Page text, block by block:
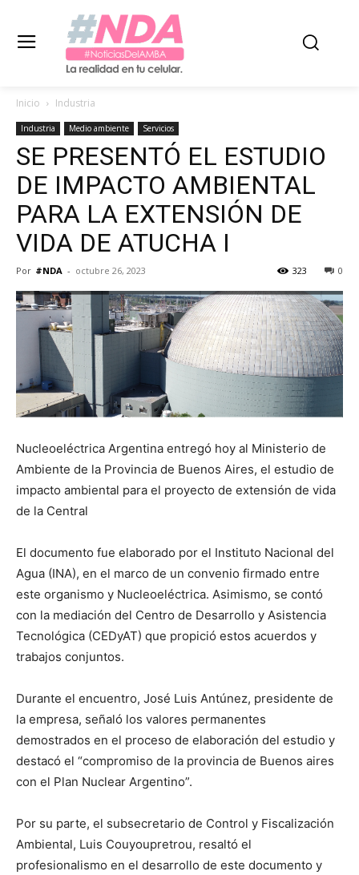
Inicio Industria
Industria Medio ambiente Servicios
SE PRESENTÓ EL ESTUDIO
DE IMPACTO AMBIENTAL
PARA LA EXTENSIÓN DE
VIDA DE ATUCHA I
Por #NDA - octubre 26, 2023 0
323
Nucleoeléctrica Argentina entregó hoy al Ministerio de
Ambiente de la Provincia de Buenos Aires, el estudio de
impacto ambiental para el proyecto de extensión de vida
de la Central
El documento fue elaborado por el Instituto Nacional del
Agua (INA), en el marco de un convenio firmado entre
este organismo y Nucleoeléctrica. Asimismo, se contó
con la mediación del Centro de Desarrollo y Asistencia
Tecnológica (CEDyAT) que propició estos acuerdos y
trabajos conjuntos.
Durante el encuentro, José Luis Antúnez, presidente de
la empresa, señaló los valores permanentes
demostrados en el proceso de elaboración del estudio y
destacó el “compromiso de la provincia de Buenos aires
con el Plan Nuclear Argentino”.
Por su parte, el subsecretario de Control y Fiscalización
Ambiental, Luis Couyoupretrou, resaltó el
profesionalismo en el desarrollo de este documento y